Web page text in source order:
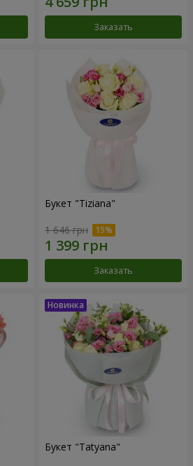
Заказать
Букет "Tiziana"
1 646 грн
Заказать
Букет "Tatyana"